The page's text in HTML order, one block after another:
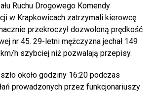
Ruchu Drogowego Komendy
w Krapkowicach zatrzymali kierowcę
przekroczył dozwoloną prędkość
nr 45. 29-letni mężczyzna jechał 149
h szybciej niż pozwalają przepisy.
około godziny 16:20 podczas
prowadzonych przez funkcjonariuszy